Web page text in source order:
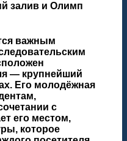
залив и Олимп
важным
— крупнейший
Его молодёжная
с
его местом,
которое